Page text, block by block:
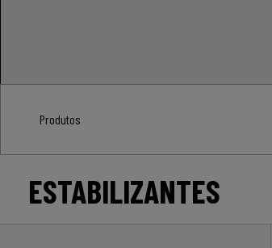
Produtos
ESTABILIZANTES